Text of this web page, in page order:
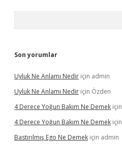
Son yorumlar
Uyluk Ne Anlamı Nedir için admin
Uyluk Ne Anlamı Nedir için Özden
4 Derece Yoğun Bakım Ne Demek için
4 Derece Yoğun Bakım Ne Demek için
Bastırılmış Ego Ne Demek için admin